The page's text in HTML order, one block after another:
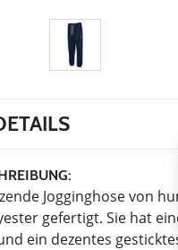
Jogginghose von
gefertigt. Sie hat
ein dezentes